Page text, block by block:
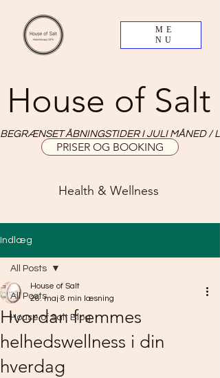
ME
NU
House of Salt
Health & Wellness
PRISER OG BOOKING
BEGRÆNSET ÅBNINGSTIDER I JULI MÅNED /
Indlæg
All Posts
House of Salt Blog
All Posts
Hvordan fremmes
helhedswellness i din
hverdag
House of Salt
26. maj 8 min læsning